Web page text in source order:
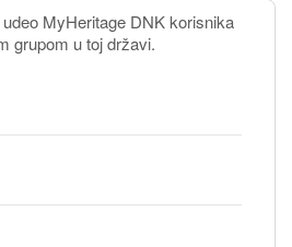
MyHeritage DNK korisnika
grupom u toj državi.